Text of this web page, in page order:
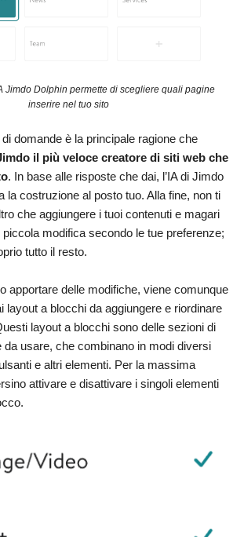
Jimdo Dolphin permette di scegliere quali pagine
inserire nel tuo sito
domande è la principale ragione che
il più veloce creatore di siti web che
. In base alle risposte che dai, l’IA di Jimdo
la costruzione al posto tuo. Alla fine, non ti
che aggiungere i tuoi contenuti e magari
modifica secondo le tue preferenze;
tutto il resto.
apportare delle modifiche, viene comunque
layout a blocchi da aggiungere e riordinare
layout a blocchi sono delle sezioni di
da usare, che combinano in modi diversi
e altri elementi. Per la massima
attivare e disattivare i singoli elementi